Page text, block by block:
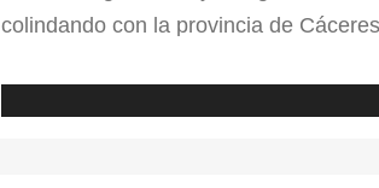
colindando con la provincia de
actividad ganadera como la agrícola